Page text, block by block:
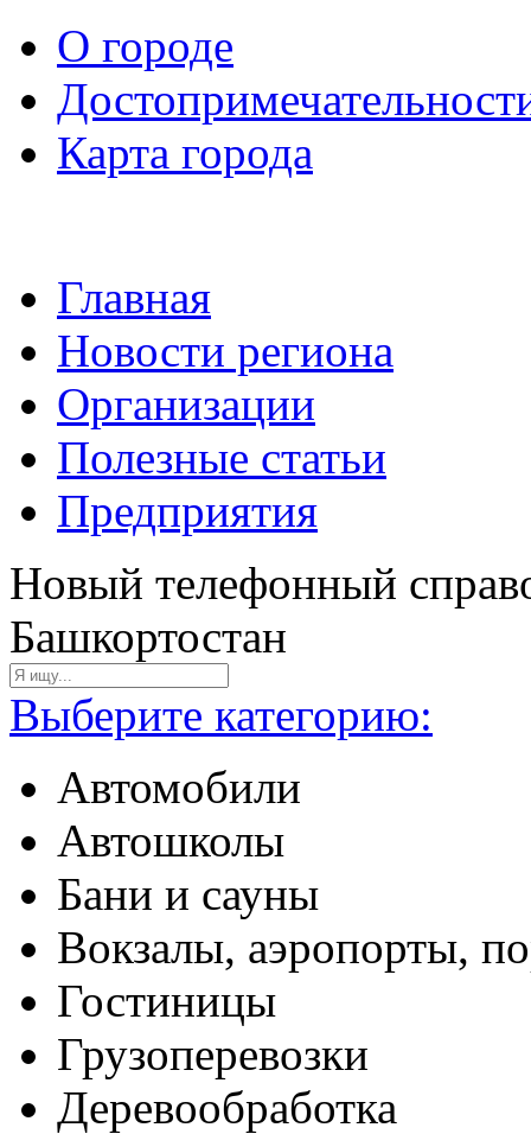
О городе
Карта города
Главная
Новости региона
Организации
Полезные статьи
Предприятия
Новый телефонный
Башкортостан
Выберите категорию:
Автомобили
Автошколы
Бани и сауны
Вокзалы, аэропорты,
Гостиницы
Грузоперевозки
Деревообработка